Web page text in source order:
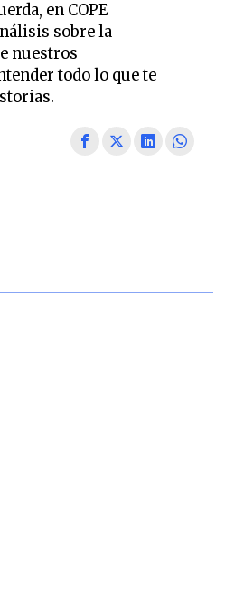
en COPE
sobre la
nuestros
todo lo que te